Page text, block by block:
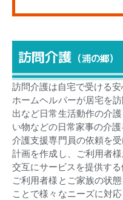
訪問介護 （浦の郷）
訪問介護は自宅で受ける安
ホームヘルパーが居宅を
出など日常生活動作の介
い物などの日常家事の介護
介護支援専門員の依頼を
計画を作成し、ご利用者
交互にサービスを提供する
ご利用者様とご家族の状
ことで様々なニーズに対